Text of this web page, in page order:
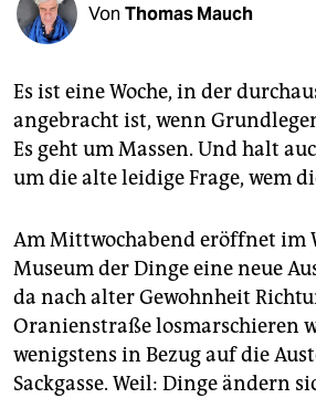
unterstützen
genossenschaft
epaper login
Von Thomas Mauch
Es ist eine Woche, in der
angebracht ist, wenn
Es geht um Massen. Und halt
um die alte leidige Frage, wem
Am Mittwochabend eröffnet im
Museum der Dinge eine neue
da nach alter Gewohnheit
Oranienstraße losmarschieren
wenigstens in Bezug auf die
Sackgasse. Weil: Dinge ändern